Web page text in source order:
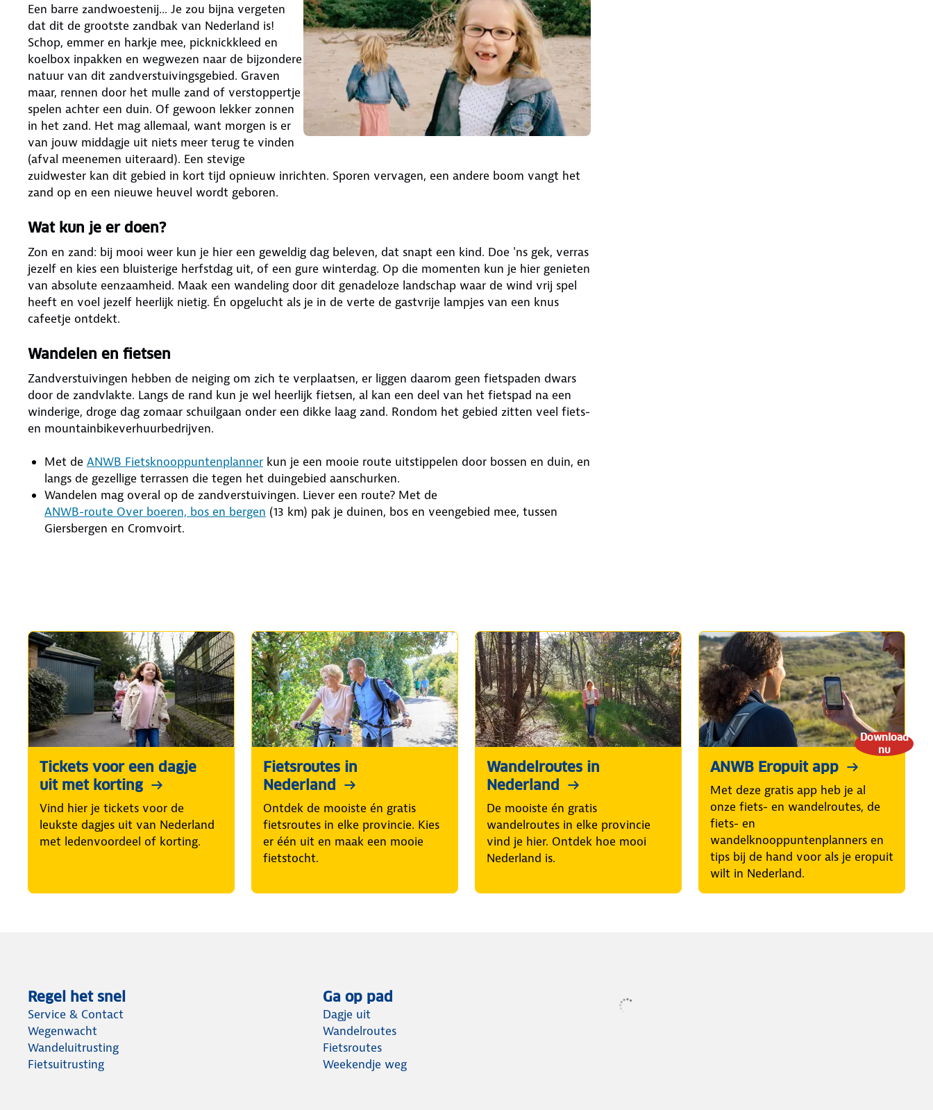
Een barre zandwoestenij... Je zou bijna vergeten
dat dit de grootste zandbak van Nederland is!
Schop, emmer en harkje mee, picknickkleed en
koelbox inpakken en wegwezen naar de bijzondere
natuur van dit zandverstuivingsgebied. Graven
maar, rennen door het mulle zand of verstoppertje
spelen achter een duin. Of gewoon lekker zonnen
in het zand. Het mag allemaal, want morgen is er
van jouw middagje uit niets meer terug te vinden
(afval meenemen uiteraard). Een stevige
zuidwester kan dit gebied in kort tijd opnieuw inrichten. Sporen vervagen, een andere boom vangt het
zand op en een nieuwe heuvel wordt geboren.
Wat kun je er doen?
Zon en zand: bij mooi weer kun je hier een geweldig dag beleven, dat snapt een kind. Doe 'ns gek, verras
jezelf en kies een bluisterige herfstdag uit, of een gure winterdag. Op die momenten kun je hier genieten
van absolute eenzaamheid. Maak een wandeling door dit genadeloze landschap waar de wind vrij spel
heeft en voel jezelf heerlijk nietig. Én opgelucht als je in de verte de gastvrije lampjes van een knus
cafeetje ontdekt.
Wandelen en fietsen
Zandverstuivingen hebben de neiging om zich te verplaatsen, er liggen daarom geen fietspaden dwars
door de zandvlakte. Langs de rand kun je wel heerlijk fietsen, al kan een deel van het fietspad na een
winderige, droge dag zomaar schuilgaan onder een dikke laag zand. Rondom het gebied zitten veel fiets-
en mountainbikeverhuurbedrijven.
Met de ANWB Fietsknooppuntenplanner kun je een mooie route uitstippelen door bossen en duin, en
langs de gezellige terrassen die tegen het duingebied aanschurken.
Wandelen mag overal op de zandverstuivingen. Liever een route? Met de
ANWB-route Over boeren, bos en bergen (13 km) pak je duinen, bos en veengebied mee, tussen
Giersbergen en Cromvoirt.
Tickets voor een dagje
uit met korting
Vind hier je tickets voor de
leukste dagjes uit van Nederland
met ledenvoordeel of korting.
Fietsroutes in
Nederland
Ontdek de mooiste én gratis
fietsroutes in elke provincie. Kies
er één uit en maak een mooie
fietstocht.
Wandelroutes in
Nederland
De mooiste én gratis
wandelroutes in elke provincie
vind je hier. Ontdek hoe mooi
Nederland is.
Download
nu
ANWB Eropuit app
Met deze gratis app heb je al
onze fiets- en wandelroutes, de
fiets- en
wandelknooppuntenplanners en
tips bij de hand voor als je eropuit
wilt in Nederland.
Regel het snel
Service & Contact
Wegenwacht
Wandeluitrusting
Fietsuitrusting
Ga op pad
Dagje uit
Wandelroutes
Fietsroutes
Weekendje weg